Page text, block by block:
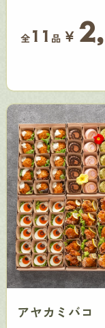
全 11 品 ￥
アヤカミバコ